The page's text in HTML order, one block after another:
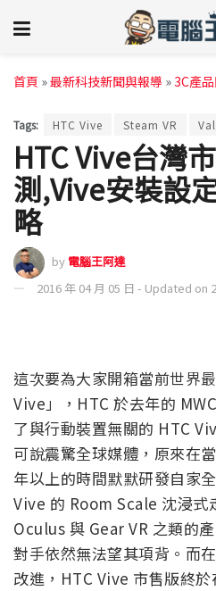
首頁 »最新科技新聞與報導 »3C產
Tags: HTC Vive Steam VR
HTC Vive台灣
測,Vive安裝設
略
by 電腦王阿達
2016 年 04 月 05 日 - Updated on
這次要為大家開箱當前世界
Vive」，HTC 於去年的
了與行動裝置無關的 HTC
可說震驚全球媒體，原來在
年以上的時間默默研發自家
Vive 的 Room Scale 沈浸式
Oculus 與 Gear VR 之類的
對手依然無法望其項背。而
改進，HTC Vive 市售版終